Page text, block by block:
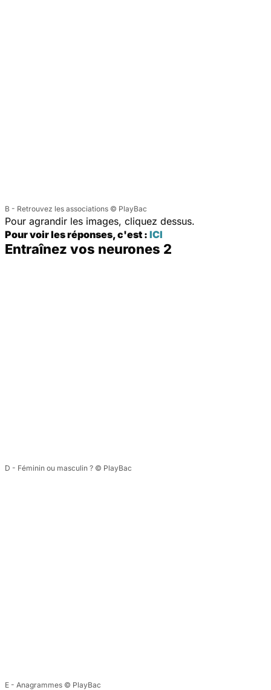
B - Retrouvez les associations © PlayBac
Pour agrandir les images, cliquez dessus.
Pour voir les réponses, c'est : ICI
Entraînez vos neurones 2
D - Féminin ou masculin ? © PlayBac
E - Anagrammes © PlayBac